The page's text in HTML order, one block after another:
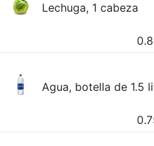
Lechuga, 1 cabeza
Agua, botella de 1.5